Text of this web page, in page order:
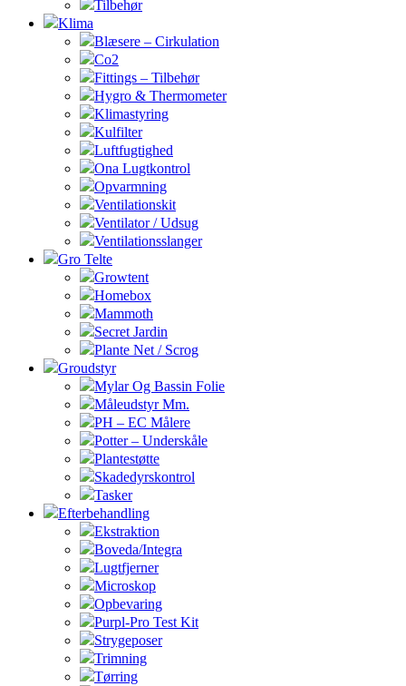
Tilbehør
Klima
Blæsere – Cirkulation
Co2
Fittings – Tilbehør
Hygro & Thermometer
Klimastyring
Kulfilter
Luftfugtighed
Ona Lugtkontrol
Opvarmning
Ventilationskit
Ventilator / Udsug
Ventilationsslanger
Gro Telte
Growtent
Homebox
Mammoth
Secret Jardin
Plante Net / Scrog
Groudstyr
Mylar Og Bassin Folie
Måleudstyr Mm.
PH – EC Målere
Potter – Underskåle
Plantestøtte
Skadedyrskontrol
Tasker
Efterbehandling
Ekstraktion
Boveda/Integra
Lugtfjerner
Microskop
Opbevaring
Purpl-Pro Test Kit
Strygeposer
Trimning
Tørring